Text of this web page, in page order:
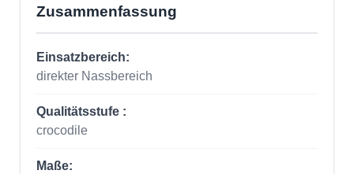
Zusammenfassung
Einsatzbereich:
direkter Nassbereich
Qualitätsstufe :
crocodile
Maße: